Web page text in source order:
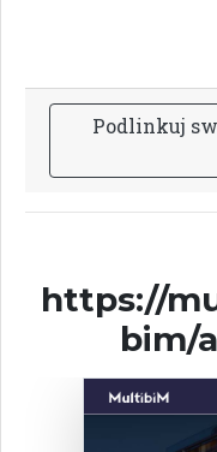
Podlinkuj sw
https://
bim/